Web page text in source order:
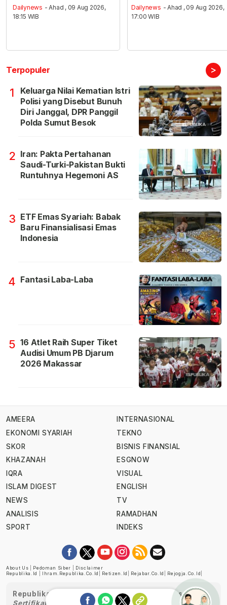
Dailynews - Ahad , 09 Aug 2026,
18:15 WIB
Dailynews - Ahad , 09 Aug 2026,
17:00 WIB
Terpopuler >
1
Keluarga Nilai Kematian Istri
Polisi yang Disebut Bunuh
Diri Janggal, DPR Panggil
Polda Sumut Besok
2 Iran: Pakta Pertahanan
Saudi-Turki-Pakistan Bukti
Runtuhnya Hegemoni AS
3 ETF Emas Syariah: Babak
Baru Finansialisasi Emas
Indonesia
4 Fantasi Laba-Laba
5 16 Atlet Raih Super Tiket
Audisi Umum PB Djarum
2026 Makassar
AMEERA
EKONOMI SYARIAH
SKOR
KHAZANAH
IQRA
ISLAM DIGEST
NEWS
ANALISIS
SPORT
INTERNASIONAL
TEKNO
BISNIS FINANSIAL
ESGNOW
VISUAL
ENGLISH
TV
RAMADHAN
INDEKS
About Us Pedoman Siber
Disclaimer
Republika.id
Ihram.republika.co.id Retizen.id Rejabar.co.id Rejogja.co.id
Republika telah diverifikasi oleh Dewan Pers
Sertifikat Nomor 1058/DP-Verifikasi/K/XII/2022